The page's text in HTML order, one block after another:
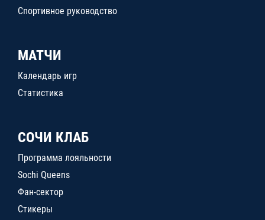
Спортивное руководство
МАТЧИ
Календарь игр
Статистика
СОЧИ КЛАБ
Программа лояльности
Sochi Queens
Фан-сектор
Стикеры